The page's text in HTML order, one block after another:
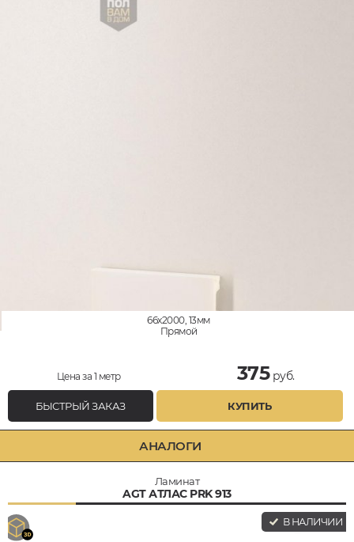
66x2000, 13мм
Прямой
Цена за 1 метр 375руб.
БЫСТРЫЙ ЗАКАЗ КУПИТЬ
АНАЛОГИ
Ламинат
AGT АТЛАС PRK 913
В НАЛИЧИИ